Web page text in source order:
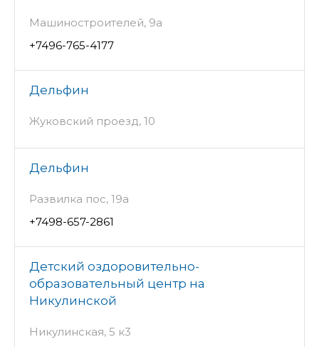
Машиностроителей, 9а
+7496-765-4177
Дельфин
Жуковский проезд, 10
Дельфин
Развилка пос, 19а
+7498-657-2861
Детский оздоровительно-
образовательный центр на
Никулинской
Никулинская, 5 к3